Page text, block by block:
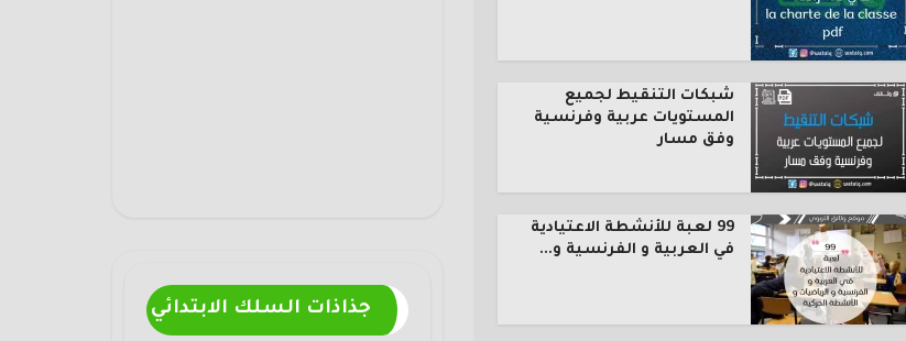
جذاذات السلك الابتدائي
شبكات التنقيط لجميع
المستويات عربية وفرنسية
وفق مسار
99 لعبة للأنشطة الاعتيادية
في العربية و الفرنسية و...